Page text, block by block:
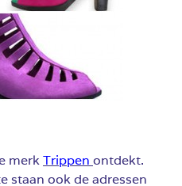
merkTrippen ontdekt.
staan ook de adressen